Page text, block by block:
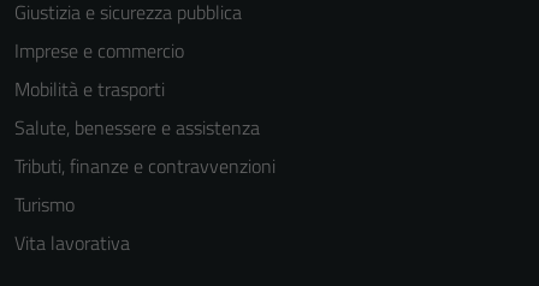
Giustizia e sicurezza pubblica
Imprese e commercio
Mobilità e trasporti
Salute, benessere e assistenza
Tributi, finanze e contravvenzioni
Turismo
Vita lavorativa